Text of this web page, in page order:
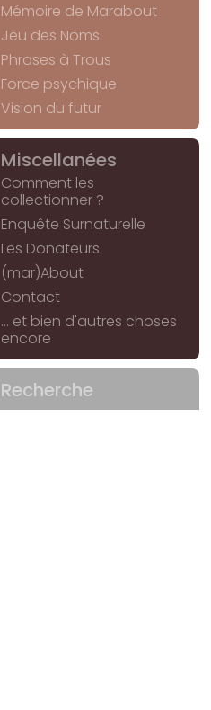
Mémoire de Marabout
Jeu des Noms
Phrases à Trous
Force psychique
Vision du futur
Miscellanées
Comment les
collectionner ?
Enquête Surnaturelle
Les Donateurs
(mar)About
Contact
... et bien d'autres choses
encore
Recherche